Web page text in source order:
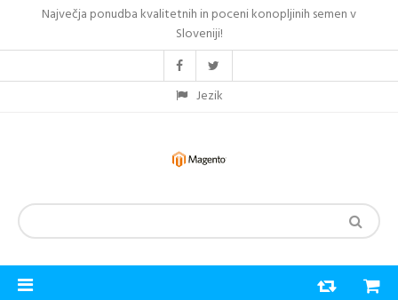
Največja ponudba kvalitetnih in poceni konopljinih semen v
Sloveniji!
Jezik